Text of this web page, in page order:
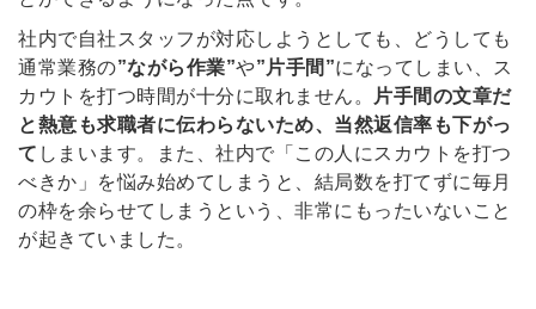
社内で自社スタッフが対応しようとしても、どうしても
通常業務の”ながら作業”や”片手間”になってしまい、ス
カウトを打つ時間が十分に取れません。
片手間の文章だ
と熱意も求職者に伝わらないため、当然返信率も下がっ
て しまいます。また、社内で「この人にスカウトを打つ
べきか」を悩み始めてしまうと、結局数を打てずに毎月
の枠を余らせてしまうという、非常にもったいないこと
が起きていました。
する
れですか？
メールアドレス
※ログインIDとなります
利用規約 と 個人情報の取り扱い
について
同意のうえ